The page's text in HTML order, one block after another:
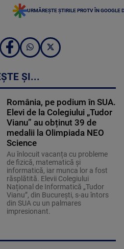
URMĂREȘTE ȘTIRILE PROTV ÎN GOOGLE
ȘI...
România, pe podium în SUA.
Elevi de la Colegiului „Tudor
Vianu” au obținut 39 de
medalii la Olimpiada NEO
Science
Au înlocuit vacanța cu probleme
de fizică, matematică și
informatică, iar munca lor a fost
răsplătită. Elevii Colegiului
Național de Informatică „Tudor
Vianu”, din București, s-au întors
din SUA cu un palmares
impresionant.